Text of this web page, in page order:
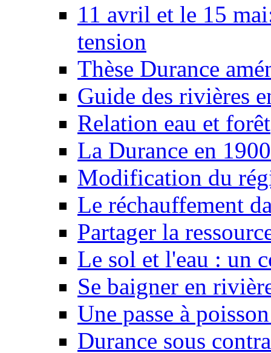
11 avril et le 15
tension
Thèse Durance
Guide des rivières
Relation eau et forêt
La Durance en 1900
Modification du
Le réchauffement
Partager la
Le sol et l'eau : un
Se baigner en
Une passe à
Durance sous